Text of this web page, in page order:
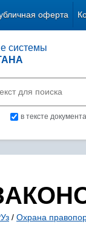
оферта
системы
в тексте документа
/ Охрана